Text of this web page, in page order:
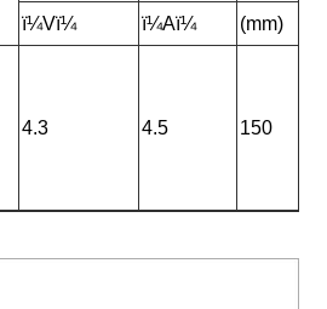
ï¼Vï¼ ï¼Aï¼ (mm)
4.3 4.5 150